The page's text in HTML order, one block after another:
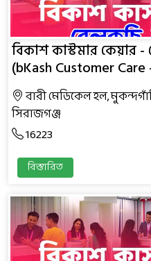
বিকাশ কাস্টমার কেয়ার
(bKash Customer
বারী মেডিকেল হল,
সিরাজগঞ্জ
16223
বিস্তারিত